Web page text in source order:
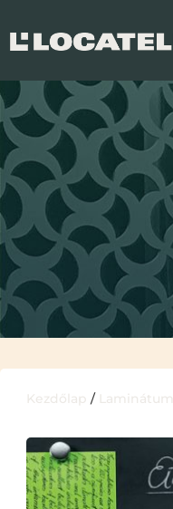
Kezdőlap / Laminátum